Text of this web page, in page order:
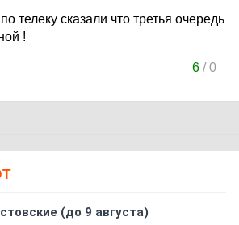
телеку сказали что третья очередь
!
6/0
(до 9 августа)